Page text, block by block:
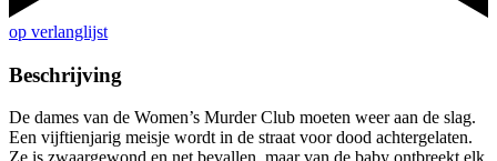
op verlanglijst
Beschrijving
De dames van de Women’s Murder Club moeten weer aan de slag.
Een vijftienjarig meisje wordt in de straat voor dood achtergelaten.